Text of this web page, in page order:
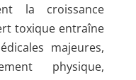
la croissance
toxique entraîne
majeures,
physique,